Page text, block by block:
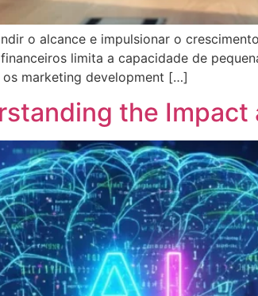
o alcance e impulsionar o
limita a capacidade de
marketing development […]
the